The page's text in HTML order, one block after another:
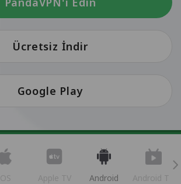
Ücretsiz İndir
Google Play
iOS Apple TV Android Android TV